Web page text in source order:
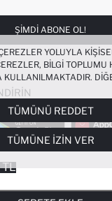
TIŞÖRT
ŞIMDI ABONE OL!
YOLUYLA
BILGI TOPLUMU
ISE SIZE DAHA IYI BIR
SITEMIZIN DAHA
AÇIK RIZA VERMENIZ
ÇEREZLERE
ARACILIĞIYLA HER
DETAYLI BILGIYE
TÜMÜNÜ REDDET
TÜMÜNE İZIN VER